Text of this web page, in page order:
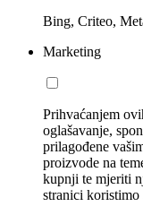
Bing, Criteo,
Marketing
Prihvaćanjem
oglašavanje,
prilagođene
proizvode na
kupnji te mjeriti
stranici koristimo